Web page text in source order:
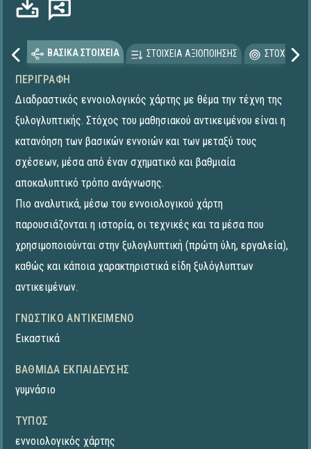
ΒΑΣΙΚΑ ΣΤΟΙΧΕΙΑ ΣΤΟΙΧΕΙΑ ΑΞΙΟΠΟΙΗΣΗΣ
ΠΕΡΙΓΡΑΦΉ
Διαδραστικός εννοιολογικός χάρτης με θέμα την τέχνη της
ξυλογλυπτικής. Στόχος του μαθησιακού αντικειμένου είναι η
κατανόηση των βασικών εννοιών και των μεταξύ τους
σχέσεων, μέσα από έναν σχηματικό και βαθμιαία
αποκαλυπτικό τρόπο ανάγνωσης.
Πιο αναλυτικά, μέσω του εννοιολογικού χάρτη
παρουσιάζονται η ιστορία, οι τεχνικές και τα μέσα που
χρησιμοποιούνται στην ξυλογλυπτική (πρώτη ύλη, εργαλεία),
καθώς και κάποια χαρακτηριστικά είδη ξυλόγλυπτων
αντικειμένων.
ΓΝΩΣΤΙΚΌ ΑΝΤΙΚΕΊΜΕΝΟ
Εικαστικά
ΒΑΘΜΊΔΑ ΕΚΠΑΊΔΕΥΣΗΣ
γυμνάσιο
ΤΎΠΟΣ
εννοιολογικός χάρτης